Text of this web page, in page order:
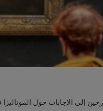
إلى الإجابات حول